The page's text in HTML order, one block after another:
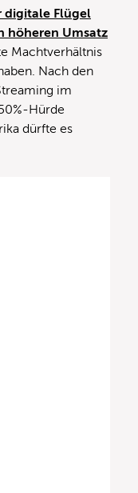
digitale Flügel
höheren Umsatz
Machtverhältnis
Nach den
im
Hürde
dürfte es